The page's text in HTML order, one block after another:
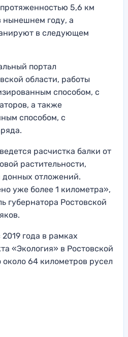
5,6 км
нынешнем году, а
в следующем
портал
области, работы
способом, с
а также
способом, с
расчистка балки от
растительности,
донных отложений.
уже более 1 километра»,
губернатора Ростовской
года в рамках
«Экология» в Ростовской
64 километров русел